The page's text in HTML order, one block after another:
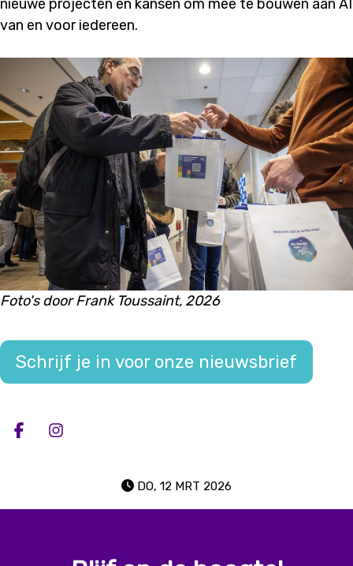
nieuwe projecten en kansen om mee te bouwen aan AI
van en voor iedereen.
Foto's door Frank Toussaint, 2026
Schrijf je in voor onze nieuwsbrief
Deel op facebook
Deel op Instagram
DO, 12 MRT 2026